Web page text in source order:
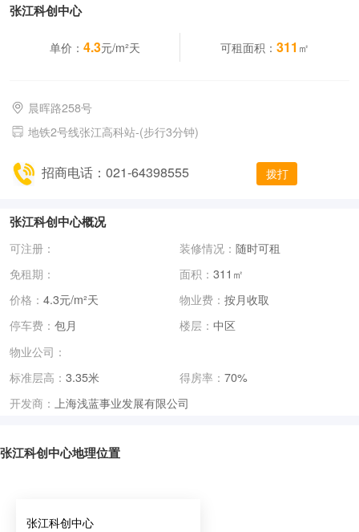
张江科创中心
单价： 4.3元/m²天 可租面积：311 ㎡
晨晖路258号
地铁2号线张江高科站-(步行3分钟)
招商电话：021-64398555 拨打
张江科创中心概况
可注册： 装修情况： 随时可租
免租期：
面积： 311㎡
价格： 4.3元/m²天 物业费： 按月收取
停车费： 包月 楼层： 中区
物业公司：
标准层高： 3.35米 得房率： 70%
开发商： 上海浅蓝事业发展有限公司
张江科创中心地理位置
张江科创中心